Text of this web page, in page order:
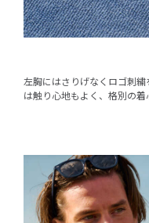
左胸にはさりげなくロゴ刺
は触り心地もよく、格別の着